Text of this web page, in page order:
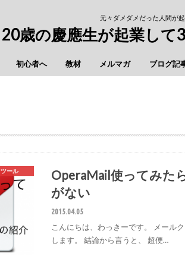
元々ダメダメだった人間が
20歳の慶應生が起業し
初心者へ 教材 メルマガ ブログ記
ツール
OperaMail使ってみた
がない
2015.04.05
こんにちは、わっきーです。 メール
します。 結論から言うと、 超便…